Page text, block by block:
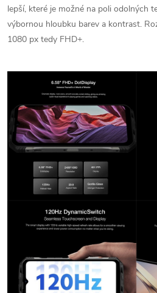
lepší, které je možné na poli odolných
výbornou hloubku barev a kontrast.
1080 px tedy FHD+.